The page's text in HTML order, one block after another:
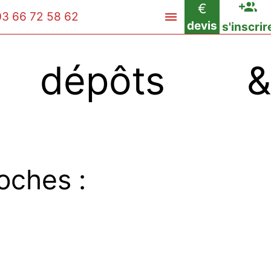
66 72 58 62
€
devis
dépôts &
: